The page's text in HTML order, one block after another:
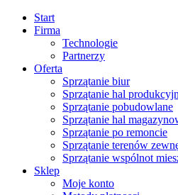
Start
Firma
Technologie
Partnerzy
Oferta
Sprzątanie biur
Sprzątanie hal
Sprzątanie pobudowlane
Sprzątanie hal
Sprzątanie po remoncie
Sprzątanie terenów
Sprzątanie wspólnot
Sklep
Moje konto